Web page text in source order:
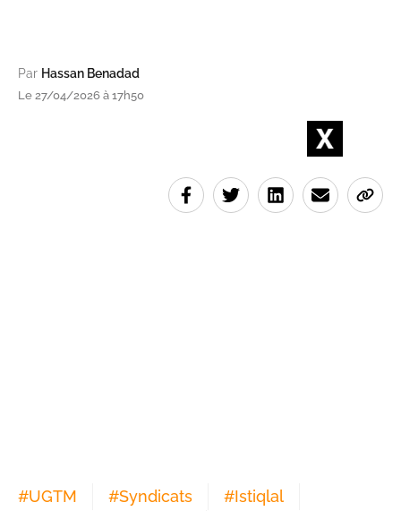
Par Hassan Benadad
Le 27/04/2026 à 17h50
#UGTM #Syndicats #Istiqlal